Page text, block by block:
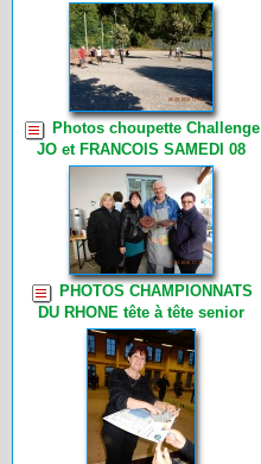
Photos choupette Challenge
JO et FRANCOIS SAMEDI 08
SEPTEMBRE 2018 (8)
PHOTOS CHAMPIONNATS
DU RHONE tête à tête senior
samedi 17 mars PHOTOS DE
CHOUPETTE (13)